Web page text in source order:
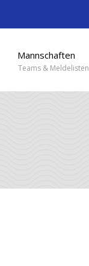
Mannschaften
Teams & Meldelisten